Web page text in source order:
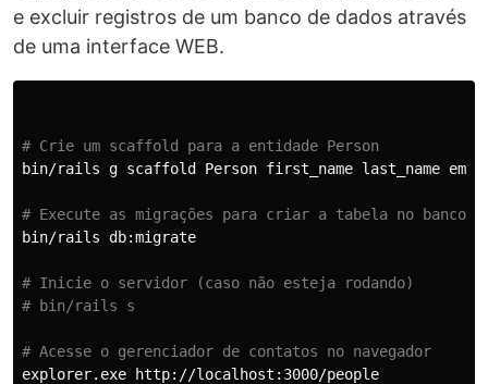
e excluir registros de um banco de dados através
de uma interface WEB.
# Crie um scaffold para a entidade Person
bin/rails g scaffold Person first_name last_name
# Execute as migrações para criar a tabela no banco
bin/rails db:migrate
# Inicie o servidor (caso não esteja rodando)
# bin/rails s
# Acesse o gerenciador de contatos no navegador
explorer.exe http://localhost:3000/people